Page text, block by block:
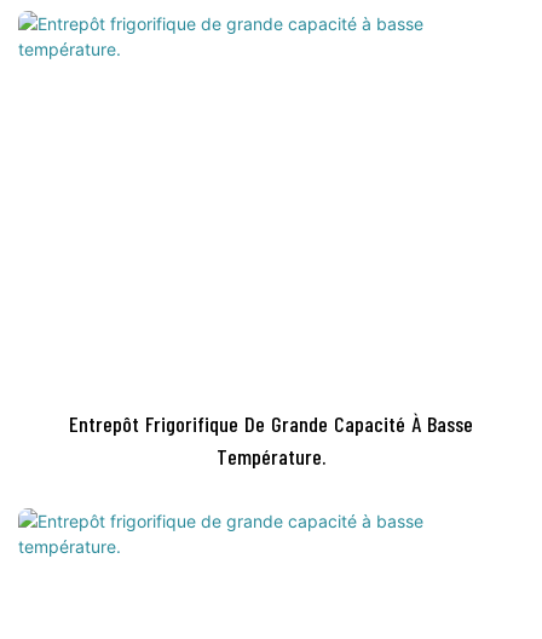
Entrepôt Frigorifique De Grande Capacité À Basse
Température.